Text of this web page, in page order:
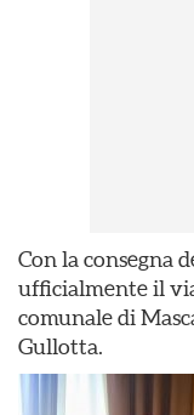
Con la consegna
ufficialmente il
comunale di
Gullotta.